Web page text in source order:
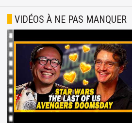
VIDÉOS À NE PAS MANQUER